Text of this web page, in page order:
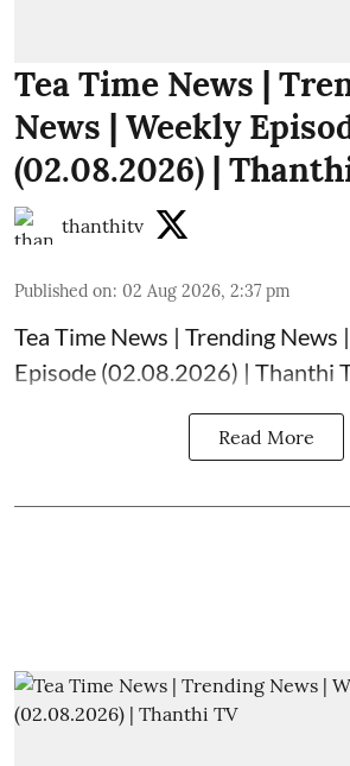
Tea Time News |
News | Weekly
(02.08.2026) |
thanthitv
Published on: 02 Aug 2026, 2:37 pm
Tea Time News | Trending News
Episode (02.08.2026) | Thanthi
Read More